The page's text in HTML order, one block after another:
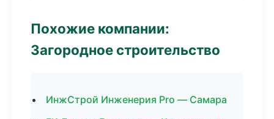
Похожие компании:
Загородное строительство
ИнжСтрой Инженерия Pro — Самара